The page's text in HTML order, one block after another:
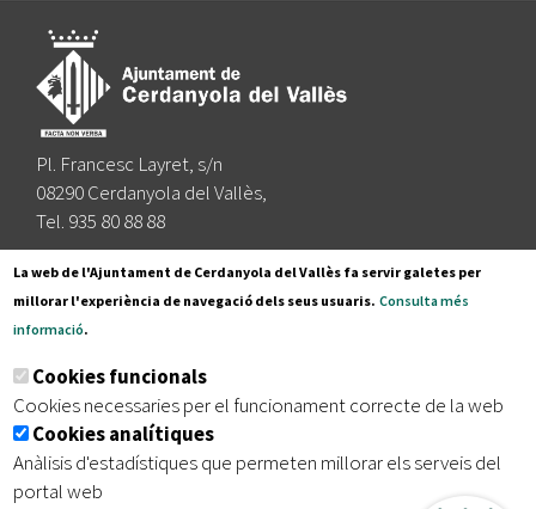
Pl. Francesc Layret, s/n
08290 Cerdanyola del Vallès,
Tel. 935 80 88 88
Segueix-nos a:
Subscriu-te al nostre butlletí
Inici | Avís legal | Protecció de dades
| Accessibilitat
La web de l'Ajuntament de Cerdanyola del Vallès fa servir galetes per
millorar l'experiència de navegació dels seus usuaris. Consulta més
informació.
Cookies funcionals
Cookies necessaries per el funcionament correcte de la web
Cookies analítiques
Anàlisis d'estadístiques que permeten millorar els serveis del
portal web